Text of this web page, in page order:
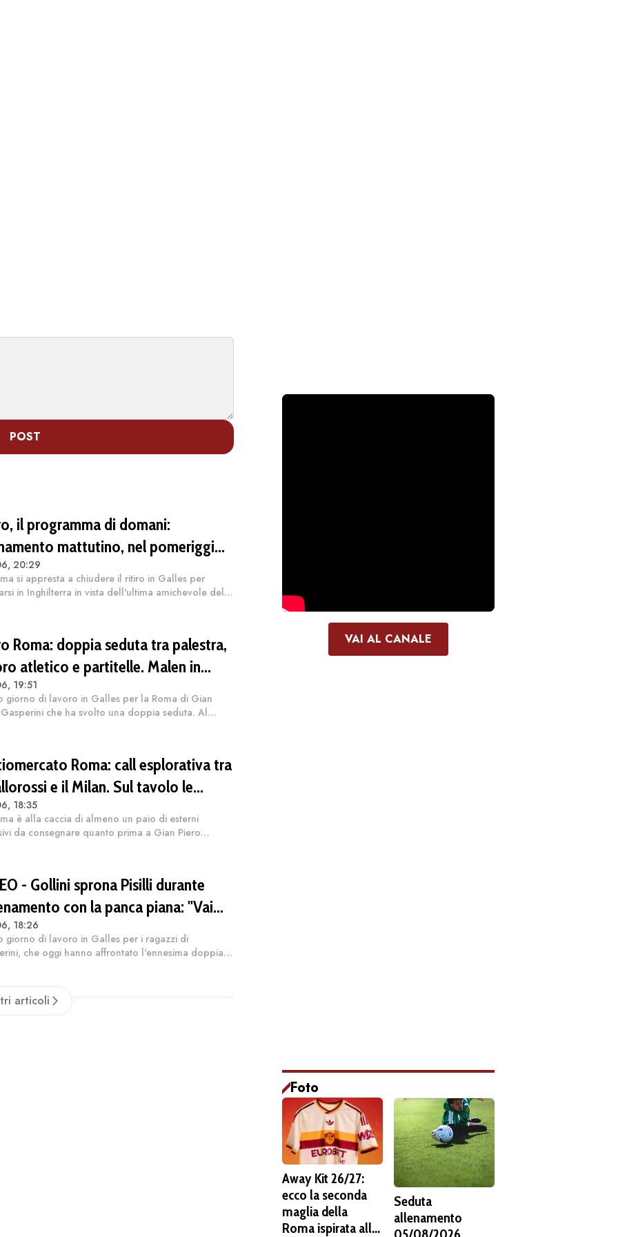
POST
il programma di domani:
mattutino, nel pomeriggio
a Brighton
20:29
si appresta a chiudere il ritiro in Galles per
in Inghilterra in vista dell'ultima amichevole del
Roma: doppia seduta tra palestra,
atletico e partitelle. Malen in
19:51
giorno di lavoro in Galles per la Roma di Gian
che ha svolto una doppia seduta. Al
Roma: call esplorativa tra
e il Milan. Sul tavolo le
di Leao e Soulé
18:35
è alla caccia di almeno un paio di esterni
da consegnare quanto prima a Gian Piero
- Gollini sprona Pisilli durante
con la panca piana: "Vai
Forza!"
18:26
giorno di lavoro in Galles per i ragazzi di
che oggi hanno affrontato l'ennesima doppia
articoli
VAI AL CANALE
Foto
Away Kit 26/27:
ecco la seconda
maglia della
Roma ispirata alla
Seduta
allenamento